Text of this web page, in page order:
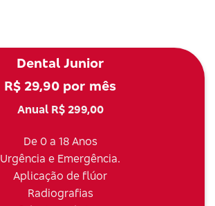
Dental Junior
R$ 29,90 por mês
Anual R$ 299,00
De 0 a 18 Anos
Urgência e Emergência.
Aplicação de flúor
Radiografias